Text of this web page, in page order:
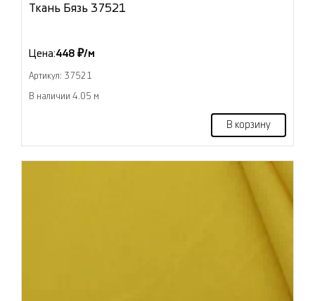
Ткань Бязь 37521
Цена:448 ₽/м
Артикул: 37521
В наличии 4.05 м
В корзину